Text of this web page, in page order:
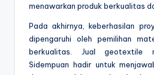
menawarkan produk berkualitas
Pada akhirnya, keberhasilan
dipengaruhi oleh pemilihan
berkualitas. Jual geotextile
Sidempuan hadir untuk